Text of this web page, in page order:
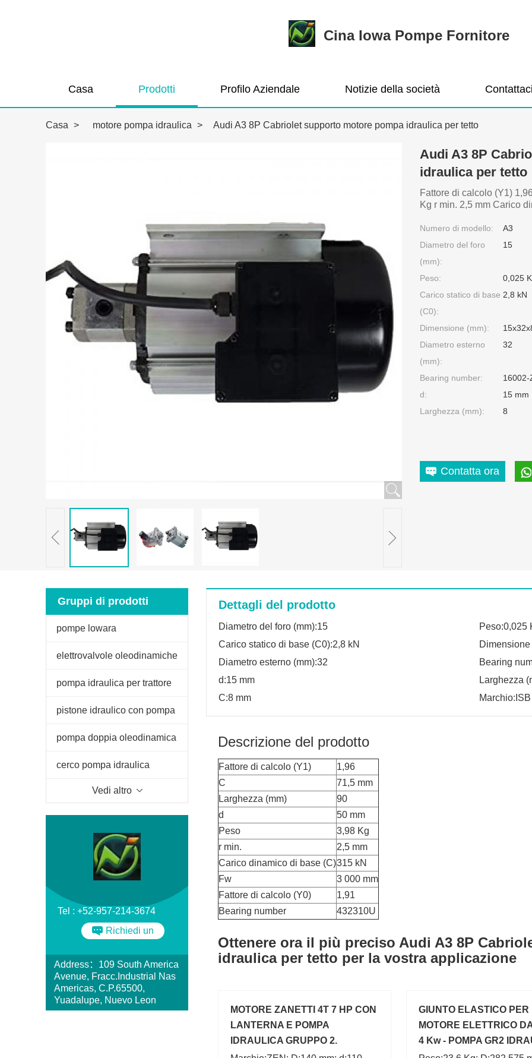
Cina Iowa Pompe Fornitore
Casa Prodotti Profilo Aziendale Notizie della società Contattaci
Casa > motore pompa idraulica > Audi A3 8P Cabriolet supporto motore pompa idraulica per tetto
Audi A3 8P
idraulica per tetto
Fattore di calcolo (Y1)
Kg r min. 2,5 mm Carico
Numero di modello:
A3
Diametro del foro
(mm):
15
Peso:
0,025
Carico statico di base
(C0):
2,8 kN
Dimensione (mm):
Diametro esterno
(mm):
32
Bearing number:
16002-
d:
15 mm
Larghezza (mm):
8
Contatta ora
Gruppi di prodotti
pompe lowara
elettrovalvole oleodinamiche
pompa idraulica per trattore
fiat
pistone idraulico con pompa
manuale
pompa doppia oleodinamica
per spaccalegna
cerco pompa idraulica
Vedi altro
Tel : +52-957-214-3674
Richiedi un
Address：109 South America
Avenue, Fracc.Industrial Nas
Americas, C.P.65500,
Yuadalupe, Nuevo Leon
Dettagli del prodotto
Diametro del foro (mm):15
Peso:0,025
Carico statico di base (C0):2,8 kN
Diametro esterno (mm):32
Bearing
d:15 mm
Larghezza
C:8 mm
Marchio:ISB
Descrizione del prodotto
Fattore di calcolo (Y1)
1,96
C
71,5 mm
Larghezza (mm)
90
d
50 mm
Peso
3,98 Kg
r min.
2,5 mm
Carico dinamico di base (C)315 kN
Fw
3 000 mm
Fattore di calcolo (Y0)
1,91
Bearing number
432310U
Ottenere ora il più preciso Audi A3 8P
idraulica per tetto per la vostra applicazione
MOTORE ZANETTI 4T 7 HP CON
LANTERNA E POMPA
IDRAULICA GRUPPO 2.
OLEODINAMICA
GIUNTO ELASTICO PER
MOTORE ELETTRICO
4 Kw - POMPA GR2